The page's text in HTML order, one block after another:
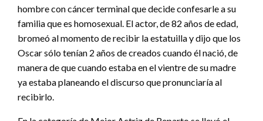
hombre con cáncer terminal que decide confesarle a su
familia que es homosexual. El actor, de 82 años de edad,
bromeó al momento de recibir la estatuilla y dijo que los
Oscar sólo tenían 2 años de creados cuando él nació, de
manera de que cuando estaba en el vientre de su madre
ya estaba planeando el discurso que pronunciaría al
recibirlo.